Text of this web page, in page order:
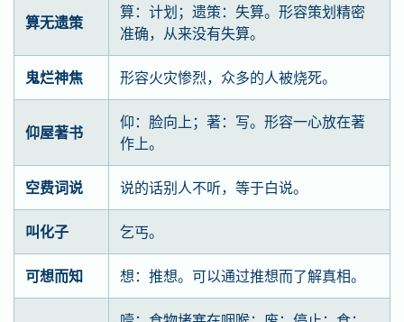
算无遗策
算：计划；遗策：失算。形容策划精密
准确，从来没有失算。
鬼烂神焦 形容火灾惨烈，众多的人被烧死。
仰屋著书
仰：脸向上；著：写。形容一心放在著
作上。
空费词说 说的话别人不听，等于白说。
叫化子 乞丐。
可想而知 想：推想。可以通过推想而了解真相。